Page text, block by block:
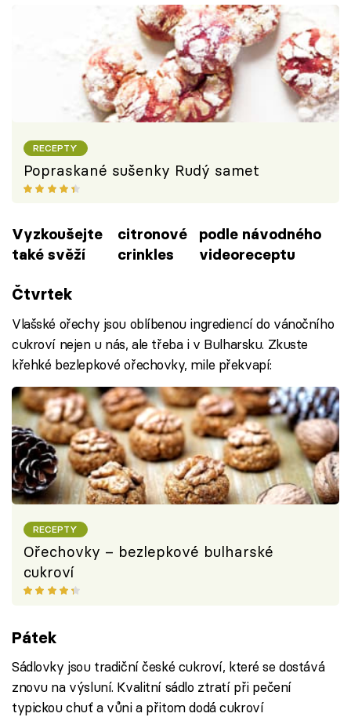
RECEPTY
Popraskané sušenky Rudý samet
Vyzkoušejte
také svěží
citronové
crinkles
podle návodného
videoreceptu
Čtvrtek
Vlašské ořechy jsou oblíbenou ingrediencí do vánočního
cukroví nejen u nás, ale třeba i v Bulharsku. Zkuste
křehké bezlepkové ořechovky, mile překvapí:
RECEPTY
Ořechovky – bezlepkové bulharské
cukroví
Pátek
Sádlovky jsou tradiční české cukroví, které se dostává
znovu na výsluní. Kvalitní sádlo ztratí při pečení
typickou chuť a vůni a přitom dodá cukroví